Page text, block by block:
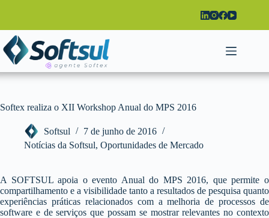
conteúdo
Softex realiza o XII Workshop Anual do MPS 2016
Softsul
7 de junho de 2016
Notícias da Softsul, Oportunidades de Mercado
A SOFTSUL apoia o evento Anual do MPS 2016, que permite o
compartilhamento e a visibilidade tanto a resultados de pesquisa quanto
experiências práticas relacionados com a melhoria de processos de
software e de serviços que possam se mostrar relevantes no contexto